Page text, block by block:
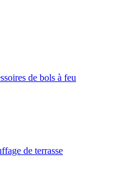
de bols à feu
de terrasse